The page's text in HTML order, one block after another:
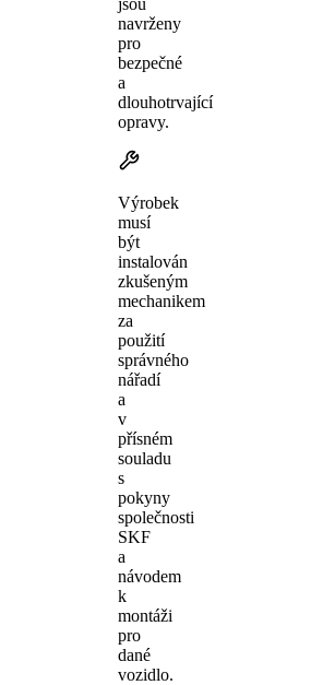
navrženy
pro
bezpečné
a
dlouhotrvající
opravy.
Výrobek
musí
být
instalován
zkušeným
mechanikem
za
použití
správného
nářadí
a
v
přísném
souladu
s
pokyny
společnosti
SKF
a
návodem
k
montáži
pro
dané
vozidlo.